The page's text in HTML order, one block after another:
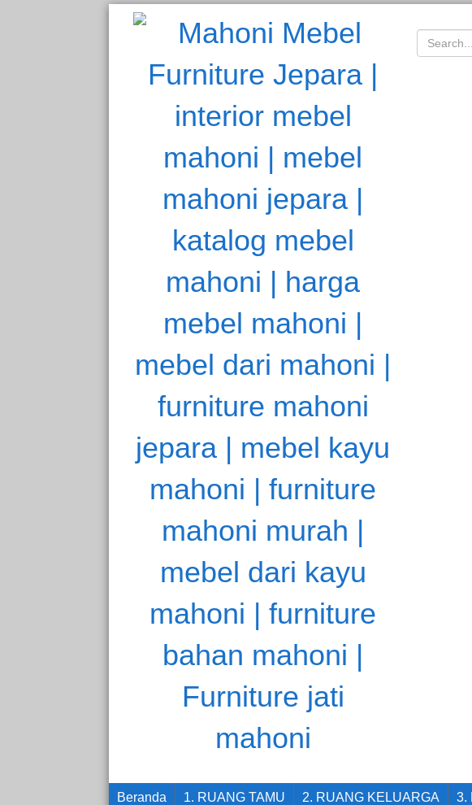
Beranda 1. RUANG TAMU 2. RUANG KELUARGA 3.